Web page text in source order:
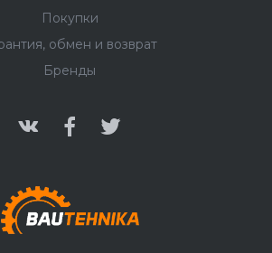
Покупки
обмен и возврат
Бренды